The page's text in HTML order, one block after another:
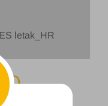
letak_HR